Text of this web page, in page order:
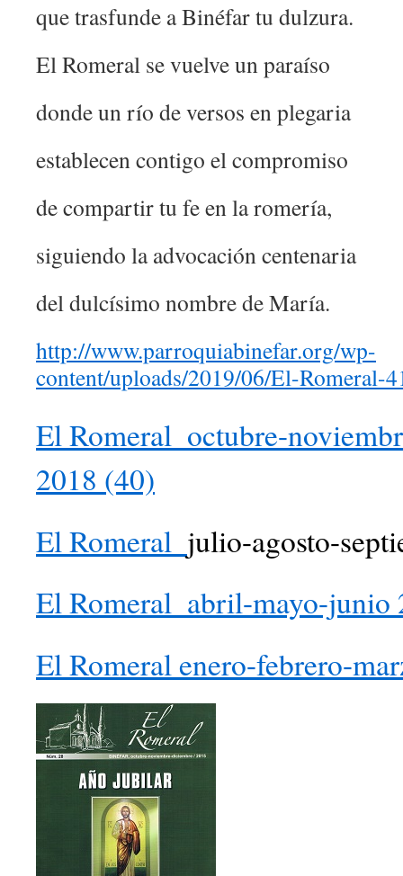
que trasfunde a Binéfar tu dulzura.
El Romeral se vuelve un paraíso
donde un río de versos en plegaria
establecen contigo el compromiso
de compartir tu fe en la romería,
siguiendo la advocación centenaria
del dulcísimo nombre de María.
http://www.parroquiabinefar.org/wp-
content/uploads/2019/06/El-Romeral-
El Romeral_octubre-
2018 (40)
El Romeral_ julio-agosto-
El Romeral_abril-mayo-junio
El Romeral enero-febrero-